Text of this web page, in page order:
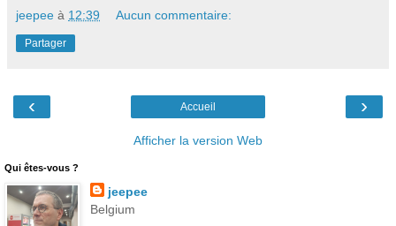
jeepee à 12:39 Aucun commentaire:
Partager
‹ ›
Accueil
Afficher la version Web
Qui êtes-vous ?
jeepee
Belgium